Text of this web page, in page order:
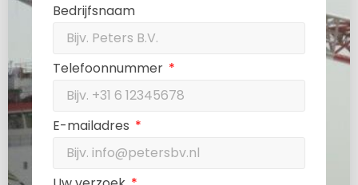
Bedrijfsnaam
Telefoonnummer
E-mailadres